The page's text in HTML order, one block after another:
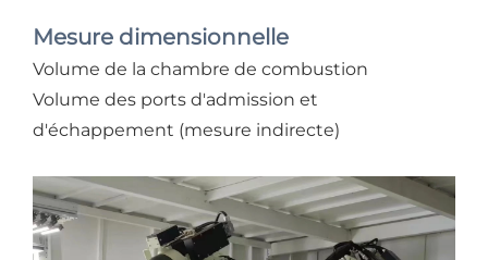
Mesure dimensionnelle
Volume de la chambre de combustion
Volume des ports d'admission et
d'échappement (mesure indirecte)